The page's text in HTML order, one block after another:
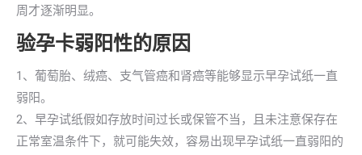
周才逐渐明显。
验孕卡弱阳性的原因
1、葡萄胎、绒癌、支气管癌和肾癌等能够显示早孕试纸一直
弱阳。
2、早孕试纸假如存放时间过长或保管不当，且未注意保存在
正常室温条件下，就可能失效，容易出现早孕试纸一直弱阳的